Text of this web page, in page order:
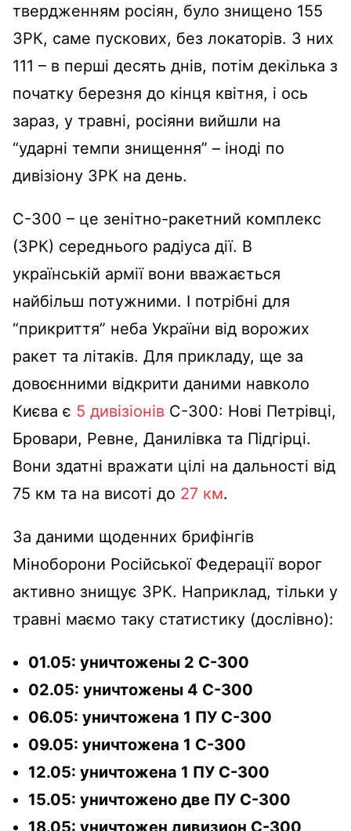
твердженням росіян, було знищено 155
ЗРК, саме пускових, без локаторів. З них
111 – в перші десять днів, потім декілька з
початку березня до кінця квітня, і ось
зараз, у травні, росіяни вийшли на
“ударні темпи знищення” – іноді по
дивізіону ЗРК на день.
С-300 – це зенітно-ракетний комплекс
(ЗРК) середнього радіуса дії. В
українській армії вони вважається
найбільш потужними. І потрібні для
“прикриття” неба України від ворожих
ракет та літаків. Для прикладу, ще за
довоєнними відкрити даними навколо
Києва є 5 дивізіонів С-300: Нові Петрівці,
Бровари, Ревне, Данилівка та Підгірці.
Вони здатні вражати цілі на дальності від
75 км та на висоті до 27 км.
За даними щоденних брифінгів
Міноборони Російської Федерації ворог
активно знищує ЗРК. Наприклад, тільки у
травні маємо таку статистику (дослівно):
01.05: уничтожены 2 С-300
02.05: уничтожены 4 С-300
06.05: уничтожена 1 ПУ С-300
09.05: уничтожена 1 С-300
12.05: уничтожена 1 ПУ С-300
15.05: уничтожено две ПУ С-300
18.05: уничтожен дивизион С-300